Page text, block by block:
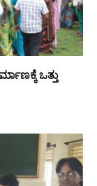
ಒತ್ತು